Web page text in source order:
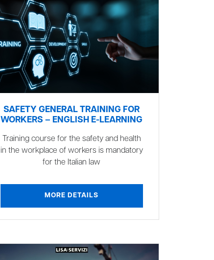
SAFETY GENERAL TRAINING FOR
WORKERS – ENGLISH E-LEARNING
Training course for the safety and health
in the workplace of workers is mandatory
for the Italian law
MORE DETAILS